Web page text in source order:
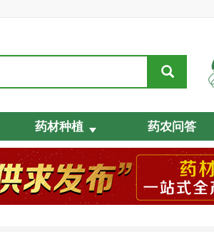
药材种植 药农问答